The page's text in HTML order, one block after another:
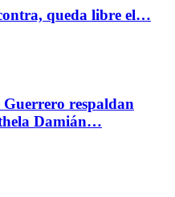
queda libre el…
respaldan
Damián…